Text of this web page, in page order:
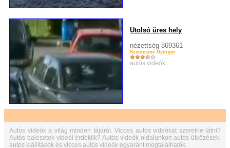
Utolsó üres hely
nézettség 869361
Szentesiné Györgyi
autós videók
Autós videók a világ minden tájáról. Vicces autós videókat szeretne látni?
Autós balesetek videói érdeklik? Autós videók oldalunkon autós ütközések,
autós kiállítások és vicces autós videók egyaránt megtalálhatók.